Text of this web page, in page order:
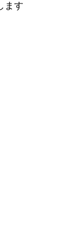
ます